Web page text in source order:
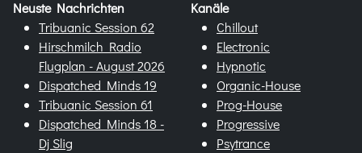
Neuste Nachrichten
Tribuanic Session 62
Hirschmilch Radio
Flugplan - August 2026
Dispatched Minds 19
Tribuanic Session 61
Dispatched Minds 18 -
Dj Slig
Kanäle
Chillout
Electronic
Hypnotic
Organic-House
Prog-House
Progressive
Psytrance